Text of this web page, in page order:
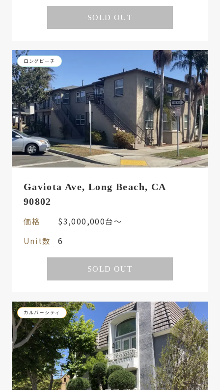
SOLD OUT
ロングビーチ
Gaviota Ave, Long Beach, CA
90802
価格
$3,000,000台〜
Unit数
6
SOLD OUT
カルバーシティ